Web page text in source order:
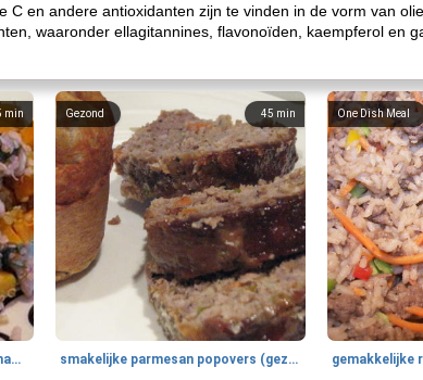
C en andere antioxidanten zijn te vinden in de vorm van
waaronder ellagitannines, flavonoïden, kaempferol en
min
quinoa met zoete aardappel en champignons
45 min
Gezond
smakelijke parmesan popovers (gezonder!)
One Dish Meal